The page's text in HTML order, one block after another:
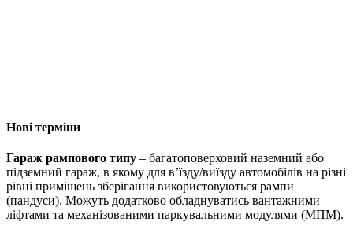
Нові терміни
Гараж рампового типу – багатоповерховий наземний або
підземний гараж, в якому для в’їзду/виїзду автомобілів на різні
рівні приміщень зберігання використовуються рампи
(пандуси). Можуть додатково обладнуватись вантаж­ними
ліфтами та механізованими паркувальними модулями (МПМ).